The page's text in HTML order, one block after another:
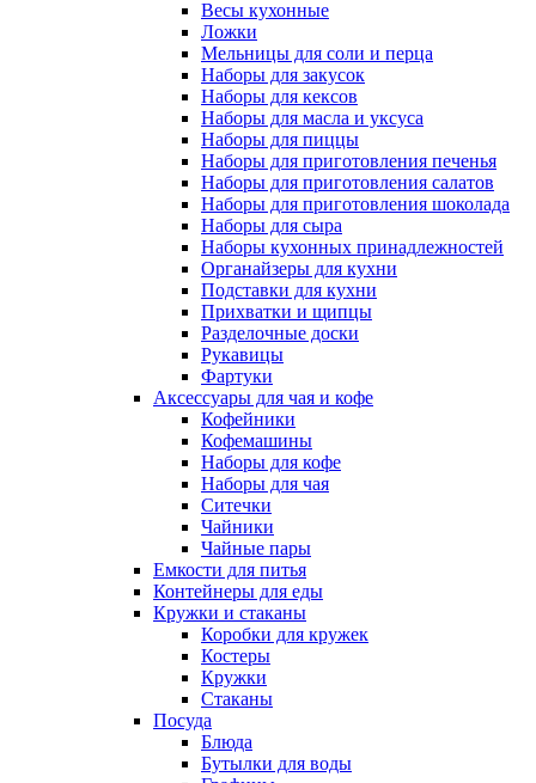
Весы кухонные
Ложки
Мельницы для соли и перца
Наборы для закусок
Наборы для кексов
Наборы для масла и уксуса
Наборы для пиццы
Наборы для приготовления печенья
Наборы для приготовления салатов
Наборы для приготовления шоколада
Наборы для сыра
Наборы кухонных принадлежностей
Органайзеры для кухни
Подставки для кухни
Прихватки и щипцы
Разделочные доски
Рукавицы
Фартуки
Аксессуары для чая и кофе
Кофейники
Кофемашины
Наборы для кофе
Наборы для чая
Ситечки
Чайники
Чайные пары
Емкости для питья
Контейнеры для еды
Кружки и стаканы
Коробки для кружек
Костеры
Кружки
Стаканы
Посуда
Блюда
Бутылки для воды